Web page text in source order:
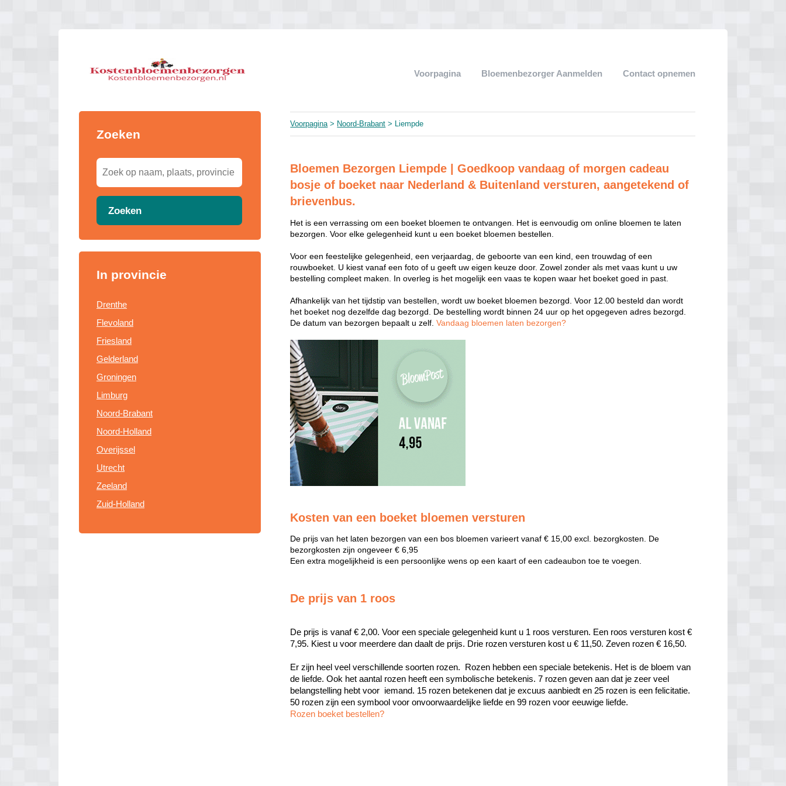
Voorpagina Bloemenbezorger Aanmelden Contact opnemen
Zoeken
Zoeken
In provincie
Drenthe
Flevoland
Friesland
Gelderland
Groningen
Limburg
Noord-Brabant
Noord-Holland
Overijssel
Utrecht
Zeeland
Zuid-Holland
Voorpagina> Noord-Brabant > Liempde
Bloemen Bezorgen Liempde | Goedkoop vandaag of morgen cadeau
bosje of boeket naar Nederland & Buitenland versturen, aangetekend of
brievenbus.
Het is een verrassing om een boeket bloemen te ontvangen. Het is eenvoudig om online bloemen te laten
bezorgen. Voor elke gelegenheid kunt u een boeket bloemen bestellen.
Voor een feestelijke gelegenheid, een verjaardag, de geboorte van een kind, een trouwdag of een
rouwboeket. U kiest vanaf een foto of u geeft uw eigen keuze door. Zowel zonder als met vaas kunt u uw
bestelling compleet maken. In overleg is het mogelijk een vaas te kopen waar het boeket goed in past.
Afhankelijk van het tijdstip van bestellen, wordt uw boeket bloemen bezorgd. Voor 12.00 besteld dan wordt
het boeket nog dezelfde dag bezorgd. De bestelling wordt binnen 24 uur op het opgegeven adres bezorgd.
De datum van bezorgen bepaalt u zelf.Vandaag bloemen laten bezorgen?
Kosten van een boeket bloemen versturen
De prijs van het laten bezorgen van een bos bloemen varieert vanaf € 15,00 excl. bezorgkosten. De
bezorgkosten zijn ongeveer € 6,95
Een extra mogelijkheid is een persoonlijke wens op een kaart of een cadeaubon toe te voegen.
De prijs van 1 roos
De prijs is vanaf € 2,00. Voor een speciale gelegenheid kunt u 1 roos versturen. Een roos versturen kost €
7,95. Kiest u voor meerdere dan daalt de prijs. Drie rozen versturen kost u € 11,50. Zeven rozen € 16,50.
Er zijn heel veel verschillende soorten rozen.  Rozen hebben een speciale betekenis. Het is de bloem van
de liefde. Ook het aantal rozen heeft een symbolische betekenis. 7 rozen geven aan dat je zeer veel
belangstelling hebt voor  iemand. 15 rozen betekenen dat je excuus aanbiedt en 25 rozen is een felicitatie.
Rozen boeket bestellen?